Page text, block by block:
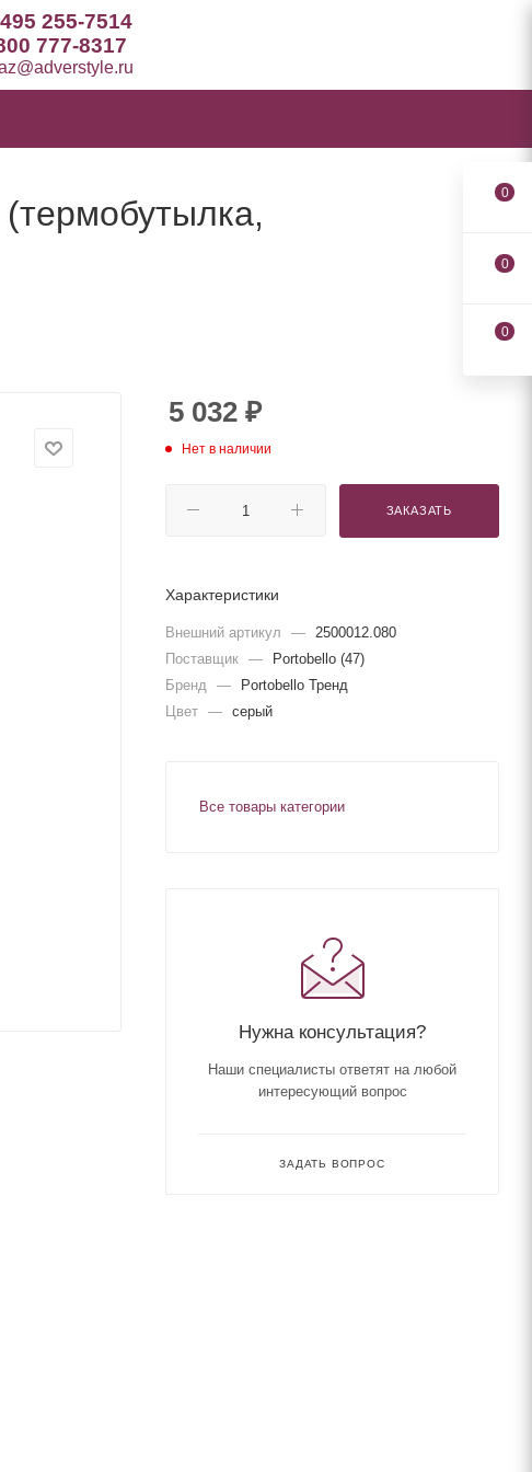
255-7514
777-8317
5 032 ₽
Нет в наличии
ЗАКАЗАТЬ
Характеристики
Внешний артикул —
2500012.080
Поставщик —
Portobello (47)
Бренд
—
Portobello Тренд
Цвет — серый
Все товары категории
Нужна консультация?
Наши специалисты ответят на любой
интересующий вопрос
ЗАДАТЬ ВОПРОС
0
0
0